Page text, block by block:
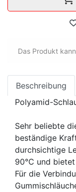
Das Produkt
Beschreibung
Polyamid-
Sehr beliebte
beständige
durchsichtige
90°C und
Für die